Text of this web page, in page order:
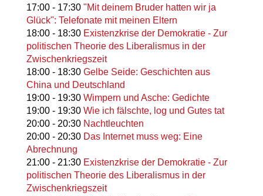
17:00- 17:30 "Mit deinem Bruder hatten wir ja
Glück": Telefonate mit meinen Eltern
18:00- 18:30 Existenzkrise der Demokratie - Zur
politischen Theorie des Liberalismus in der
Zwischenkriegszeit
18:00- 18:30 Gelbe Seide: Geschichten aus
China und Deutschland
19:00- 19:30 Wimpern und Asche: Gedichte
19:00- 19:30 Wie ich fälschte, log und Gutes tat
20:00- 20:30 Nachtleuchten
20:00- 20:30 Das Internet muss weg: Eine
Abrechnung
21:00- 21:30 Existenzkrise der Demokratie - Zur
politischen Theorie des Liberalismus in der
Zwischenkriegszeit